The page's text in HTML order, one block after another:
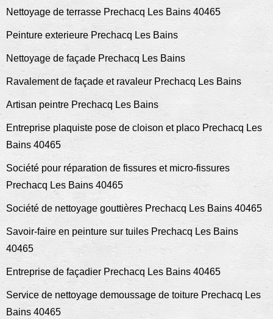
Nettoyage de terrasse Prechacq Les Bains 40465
Peinture exterieure Prechacq Les Bains
Nettoyage de façade Prechacq Les Bains
Ravalement de façade et ravaleur Prechacq Les Bains
Artisan peintre Prechacq Les Bains
Entreprise plaquiste pose de cloison et placo Prechacq Les
Bains 40465
Société pour réparation de fissures et micro-fissures
Prechacq Les Bains 40465
Société de nettoyage gouttières Prechacq Les Bains 40465
Savoir-faire en peinture sur tuiles Prechacq Les Bains
40465
Entreprise de façadier Prechacq Les Bains 40465
Service de nettoyage demoussage de toiture Prechacq Les
Bains 40465